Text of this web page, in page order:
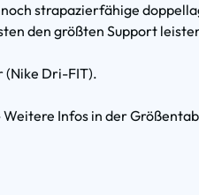
strapazierfähige
den größten Support
(Nike Dri-FIT).
Weitere Infos in der